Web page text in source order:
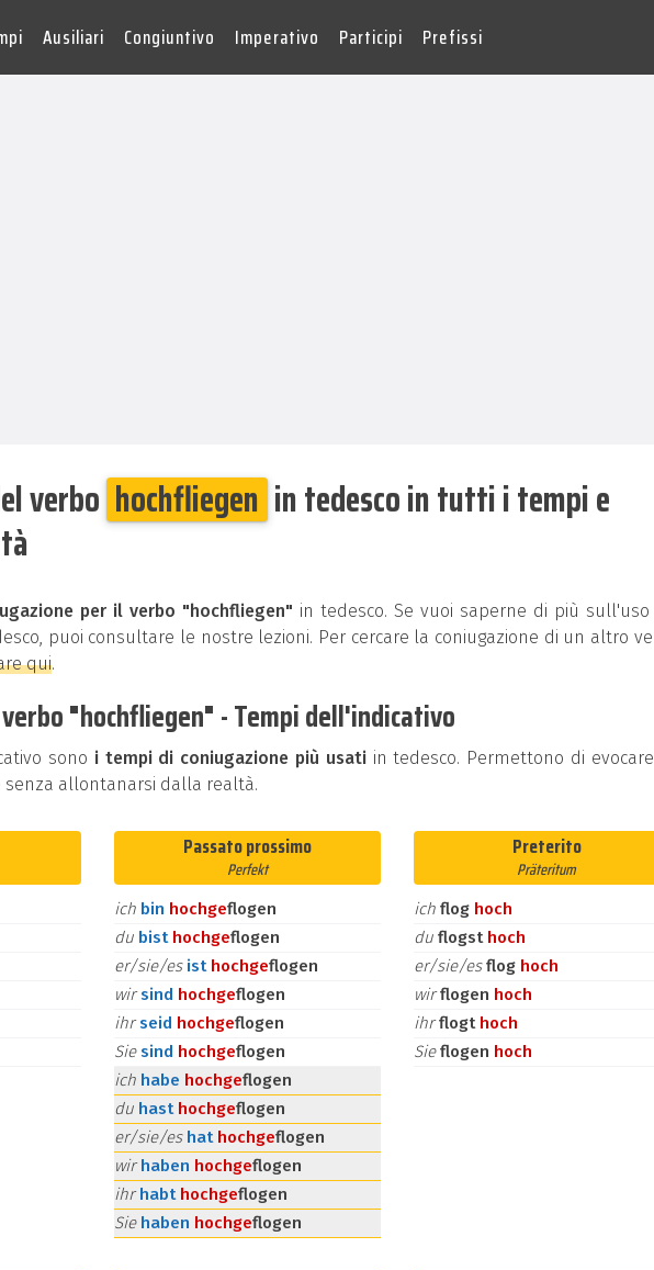
Ausiliari Congiuntivo Imperativo Participi Prefissi
verbo hochfliegen in tedesco in tutti i tempi e
per il verbo "hochfliegen" in tedesco. Se vuoi saperne di più sull'uso
puoi consultare le nostre lezioni. Per cercare la coniugazione di un altro
qui.
"hochfliegen" - Tempi dell'indicativo
sono i tempi di coniugazione più usati in tedesco. Permettono di
senza allontanarsi dalla realtà.
Passato prossimo
Perfekt
ich bin hochgeflogen
du bist hochgeflogen
er/sie/es ist hochgeflogen
wirsind hochgeflogen
ihrseid hochgeflogen
Siesind hochgeflogen
ich habe hochgeflogen
du hast hochgeflogen
er/sie/es hat hochgeflogen
wirhaben hochgeflogen
ihrhabt hochgeflogen
Sie haben hochgeflogen
Preterito
Präteritum
ich flog hoch
du flogst hoch
er/sie/esflog hoch
wirflogen hoch
ihrflogt hoch
Sieflogen hoch